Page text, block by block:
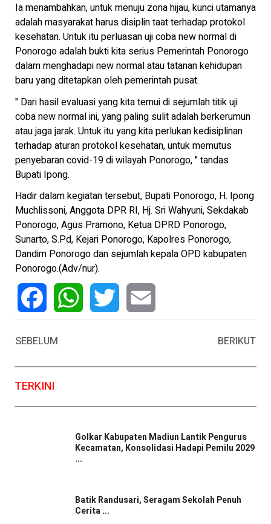
Ia menambahkan, untuk menuju zona hijau, kunci utamanya
adalah masyarakat harus disiplin taat terhadap protokol
kesehatan. Untuk itu perluasan uji coba new normal di
Ponorogo adalah bukti kita serius Pemerintah Ponorogo
dalam menghadapi new normal atau tatanan kehidupan
baru yang ditetapkan oleh pemerintah pusat.
" Dari hasil evaluasi yang kita temui di sejumlah titik uji
coba new normal ini, yang paling sulit adalah berkerumun
atau jaga jarak. Untuk itu yang kita perlukan kedisiplinan
terhadap aturan protokol kesehatan, untuk memutus
penyebaran covid-19 di wilayah Ponorogo, " tandas
Bupati Ipong.
Hadir dalam kegiatan tersebut, Bupati Ponorogo, H. Ipong
Muchlissoni, Anggota DPR RI, Hj. Sri Wahyuni, Sekdakab
Ponorogo, Agus Pramono, Ketua DPRD Ponorogo,
Sunarto, S.Pd, Kejari Ponorogo, Kapolres Ponorogo,
Dandim Ponorogo dan sejumlah kepala OPD kabupaten
Ponorogo.(Adv/nur).
SEBELUM
BERIKUT
TERKINI
Golkar Kabupaten Madiun Lantik Pengurus
Kecamatan, Konsolidasi Hadapi Pemilu 2029
...
Batik Randusari, Seragam Sekolah Penuh
Cerita ...